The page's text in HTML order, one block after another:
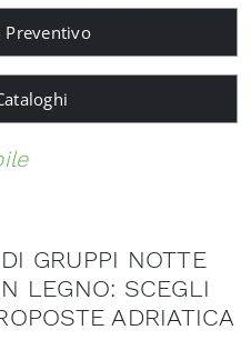
Preventivo
GRUPPI NOTTE
LEGNO: SCEGLI
ADRIATICA